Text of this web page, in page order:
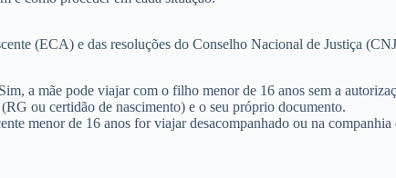
(ECA) e das resoluções do Conselho Nacional de Justiça
Sim, a mãe pode viajar com o filho menor de 16 anos sem a
ou certidão de nascimento) e o seu próprio documento.
menor de 16 anos for viajar desacompanhado ou na